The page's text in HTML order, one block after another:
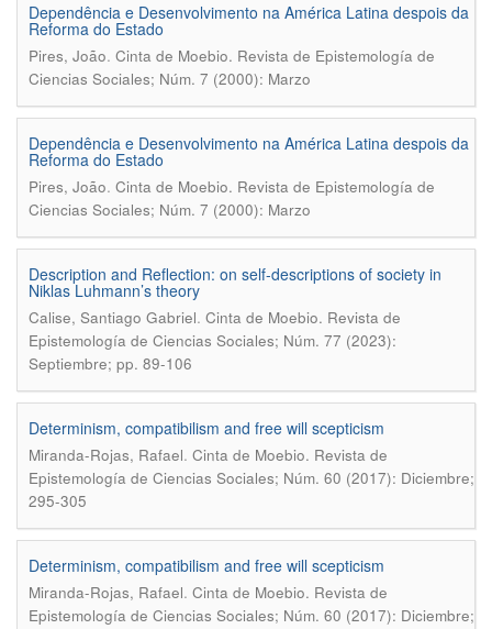
Dependência e Desenvolvimento na América Latina despois da
Reforma do Estado
Pires, João. Cinta de Moebio. Revista de Epistemología de
Ciencias Sociales; Núm. 7 (2000): Marzo
Dependência e Desenvolvimento na América Latina despois da
Reforma do Estado
Pires, João. Cinta de Moebio. Revista de Epistemología de
Ciencias Sociales; Núm. 7 (2000): Marzo
Description and Reflection: on self-descriptions of society in
Niklas Luhmann’s theory
Calise, Santiago Gabriel. Cinta de Moebio. Revista de
Epistemología de Ciencias Sociales; Núm. 77 (2023):
Septiembre; pp. 89-106
Determinism, compatibilism and free will scepticism
Miranda-Rojas, Rafael. Cinta de Moebio. Revista de
Epistemología de Ciencias Sociales; Núm. 60 (2017): Diciembre;
295-305
Determinism, compatibilism and free will scepticism
Miranda-Rojas, Rafael. Cinta de Moebio. Revista de
Epistemología de Ciencias Sociales; Núm. 60 (2017): Diciembre;